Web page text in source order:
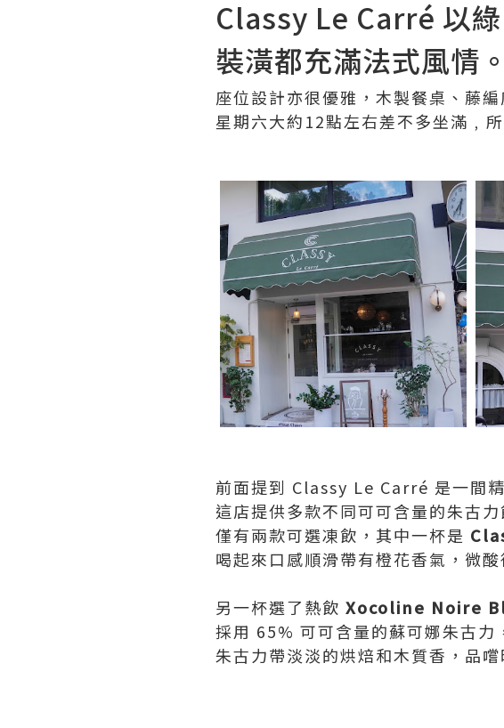
Classy Le Carré 以
裝潢都充滿法式風情。
座位設計亦很優雅，木製餐桌、藤
星期六大約12點左右差不多坐滿﹐
前面提到 Classy Le Carré 是一間
這店提供多款不同可可含量的朱古
僅有兩款可選凍飲，其中一杯是
喝起來口感順滑帶有橙花香氣，微酸
另一杯選了熱飲 Xocoline Noire
採用 65% 可可含量的蘇可娜朱古力
朱古力帶淡淡的烘焙和木質香，品